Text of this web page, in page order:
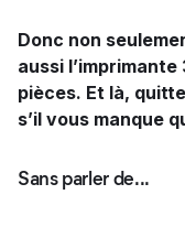
Donc non
aussi
pièces. Et là,
s’il vous manque
Sans parler de...